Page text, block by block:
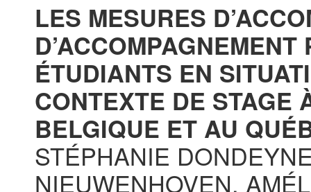
LES MESURES
ÉTUDIANTS EN
CONTEXTE DE STAGE
BELGIQUE ET AU
STÉPHANIE
NIEUWENHOVEN,